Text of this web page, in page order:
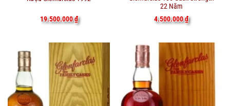
19.500.000₫
22 Năm
4.500.000₫